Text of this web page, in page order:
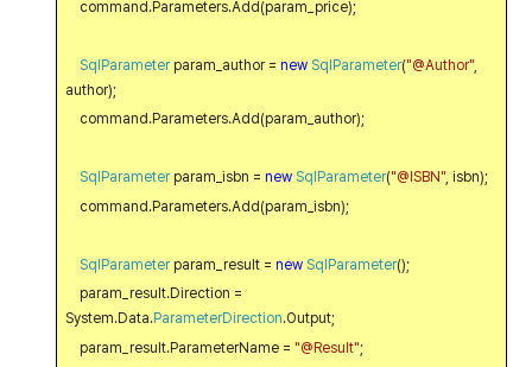
command.Parameters.Add(param_price);
SqlParameterparam_author =new SqlParameter("@Author"
author);
command.Parameters.Add(param_author);
SqlParameterparam_isbn =new SqlParameter("@ISBN" , isbn);
command.Parameters.Add(param_isbn);
SqlParameterparam_result =new SqlParameter();
param_result.Direction =
System.Data.ParameterDirection.Output;
param_result.ParameterName = "@Result";